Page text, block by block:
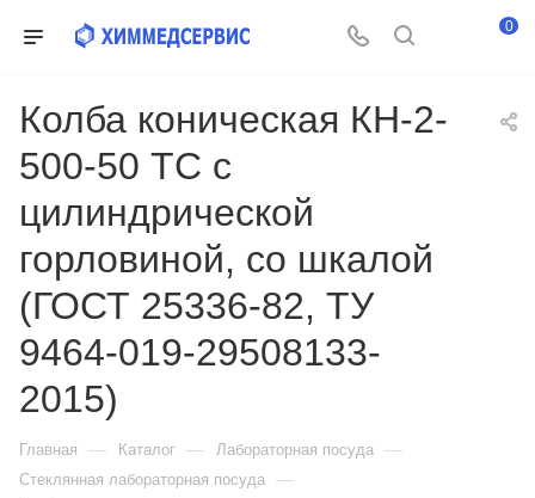
0
Колба коническая КН-2-
500-50 ТС с
цилиндрической
горловиной, со шкалой
(ГОСТ 25336-82, ТУ
9464-019-29508133-
2015)
Главная — Каталог — Лабораторная посуда —
Стеклянная лабораторная посуда —